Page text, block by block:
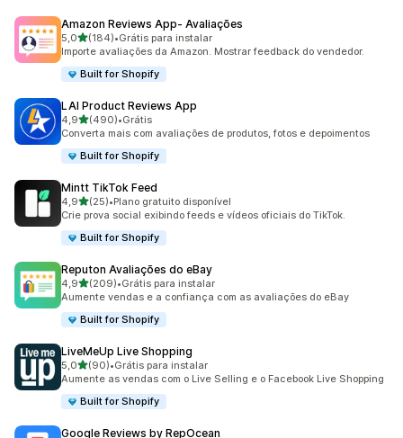
Amazon Reviews App‑ Avaliações
5,0de 5 estrelas
(184)
184 avaliações ao todo
•Grátis para instalar
Importe avaliações da Amazon. Mostrar feedback do vendedor.
Built for Shopify
LAI Product Reviews App
4,9de 5 estrelas
(490)
490 avaliações ao todo
•Grátis
Converta mais com avaliações de produtos, fotos e depoimentos
Built for Shopify
Mintt TikTok Feed
4,9de 5 estrelas
(25)
25 avaliações ao todo
•Plano gratuito disponível
Crie prova social exibindo feeds e vídeos oficiais do TikTok.
Built for Shopify
Reputon Avaliações do eBay
4,9de 5 estrelas
(209)
209 avaliações ao todo
•Grátis para instalar
Aumente vendas e a confiança com as avaliações do eBay
Built for Shopify
LiveMeUp Live Shopping
5,0de 5 estrelas
(90)
90 avaliações ao todo
•Grátis para instalar
Aumente as vendas com o Live Selling e o Facebook Live Shopping
Built for Shopify
Google Reviews by RepOcean